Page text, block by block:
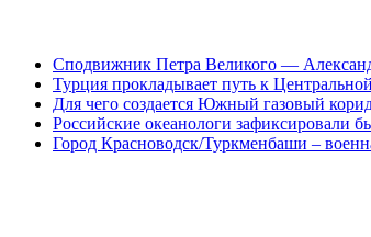
Сподвижник Петра Великого —
Турция прокладывает путь к
Для чего создается Южный газовый
Российские океанологи зафиксировали
Город Красноводск/Туркменбаши –